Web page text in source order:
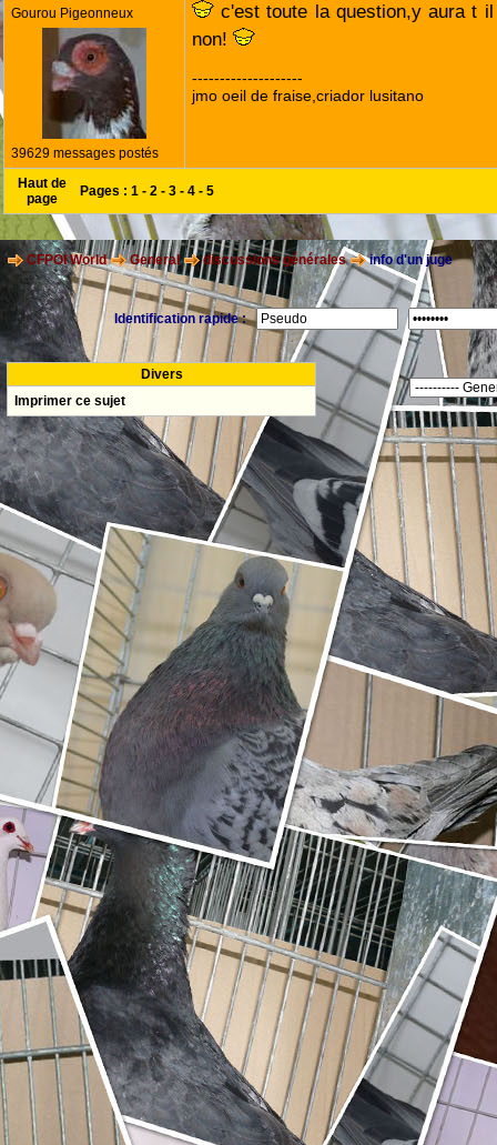
Gourou Pigeonneux
39629 messages postés
c'est toute la question,y aura t il
non!
--------------------
jmo oeil de fraise,criador lusitano
Haut de
page
Pages : 1 - 2 - 3 - 4 - 5
CFPOI World General discussions générales info d'un juge
Identification rapide :
Divers
Imprimer ce sujet